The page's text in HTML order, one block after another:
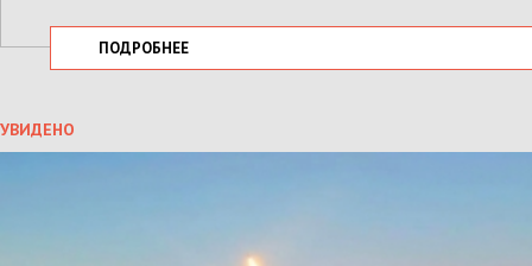
ПОДРОБНЕЕ
УВИДЕНО